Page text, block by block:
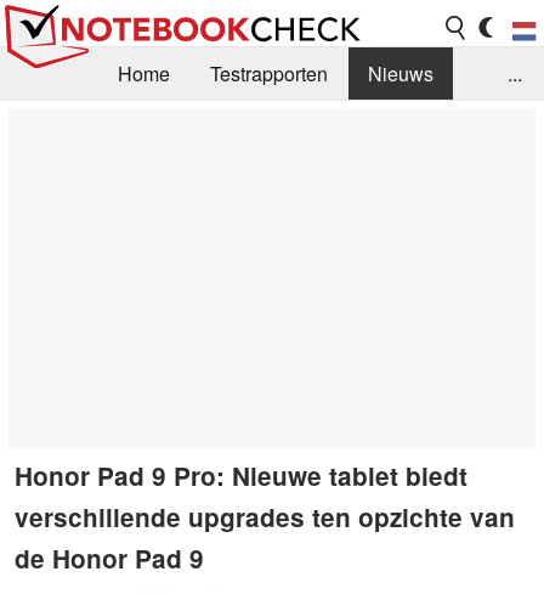
Home Testrapporten
Nieuws
...
Honor Pad 9 Pro: Nieuwe tablet biedt
verschillende upgrades ten opzichte van
de Honor Pad 9